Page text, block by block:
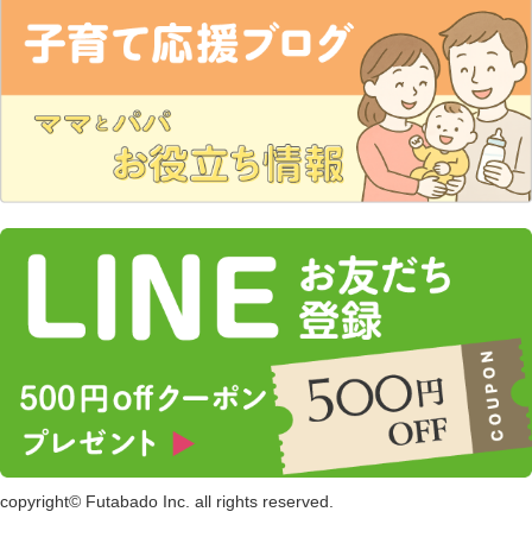
copyright© Futabado Inc. all rights reserved.